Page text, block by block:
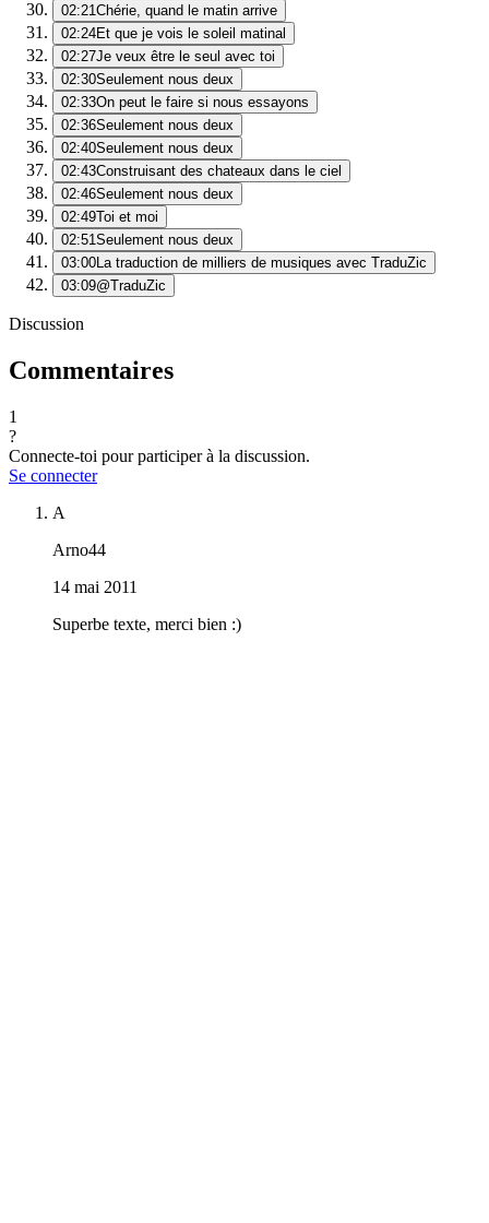
02:21Chérie, quand le matin arrive
02:24Et que je vois le soleil matinal
02:27Je veux être le seul avec toi
02:30Seulement nous deux
02:33On peut le faire si nous essayons
02:36Seulement nous deux
02:40Seulement nous deux
02:43Construisant des chateaux dans le ciel
02:46Seulement nous deux
02:49Toi et moi
02:51Seulement nous deux
03:00La traduction de milliers de musiques avec TraduZic
03:09@TraduZic
Discussion
Commentaires
1
?
Connecte-toi pour participer à la discussion.
Se connecter
A
Arno44
14 mai 2011
Superbe texte, merci bien :)